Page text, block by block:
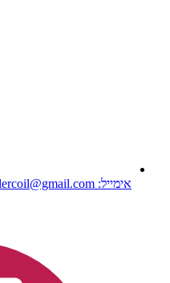
אימייל: wallercoil@gmail.com